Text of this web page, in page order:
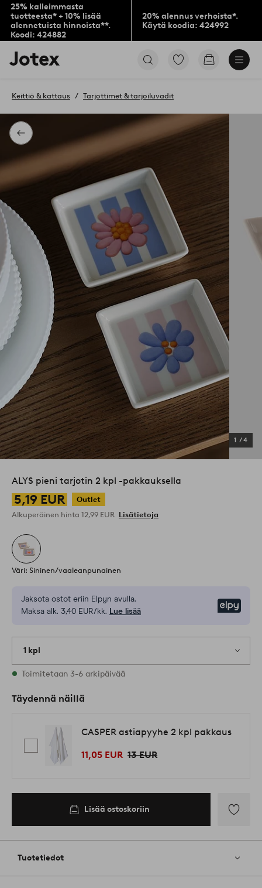
25% kalleimmasta
tuotteesta* + 10% lisää
alennetuista hinnoista**.
Koodi: 424882
20% alennus verhoista*.
Käytä koodia: 424992
Jotex-
logo
aloitussivulle
Siirry
Siirry
Takaisin
Keittiö & kattaus Tarjottimet & tarjoiluvadit
1 /4
ALYS pieni tarjotin 2 kpl -pakkauksella
5,19 EUR
Outlet
Alkuperäinen hinta 12,99 EUR Lisätietoja
Väri: Sininen/vaaleanpunainen
Jaksota ostot eriin Elpyn avulla.
Maksa alk. 3,40 EUR/kk. Lue lisää
1 kpl
Varastossa
Toimitetaan 3-6 arkipäivää
Täydennä näillä
CASPER astiapyyhe 2 kpl pakkaus
11,05 EUR 13 EUR
Lisää ostoskoriin
Tuotetiedot